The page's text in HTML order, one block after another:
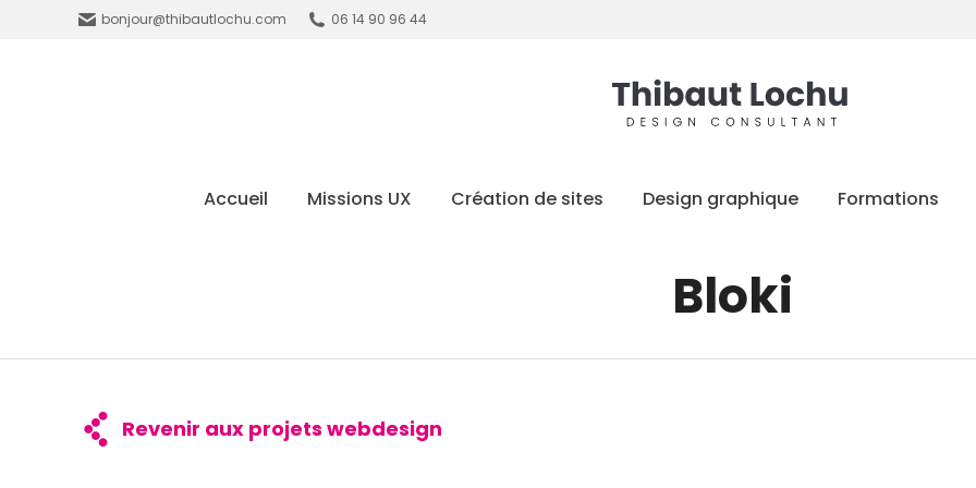
bonjour@thibautlochu.com 06 14 90 96 44
Accueil Missions UX Création de sites Design graphique Formations
Bloki
Revenir aux projets webdesign